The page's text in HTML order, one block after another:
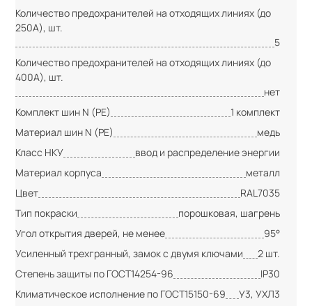
Количество предохранителей на отходящих линиях (до
250А), шт.
5
Количество предохранителей на отходящих линиях (до
400А), шт.
нет
Комплект шин N (PE)
1 комплект
Материал шин N (PE)
медь
Класс НКУ
ввод и распределение энергии
Материал корпуса
металл
Цвет
RAL7035
Тип покраски
порошковая, шагрень
Угол открытия дверей, не менее
95°
Усиленный трехгранный, замок с двумя ключами
2 шт.
Степень защиты по ГОСТ14254-96
IP30
Климатическое исполнение по ГОСТ15150-69
У3, УХЛ3